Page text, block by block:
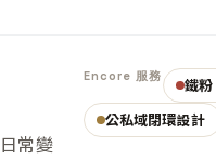
常變
Encore 服務
鐵
公私域閉環設計